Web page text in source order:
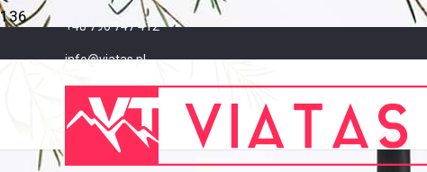
+48 796 747 412
info@viatas.pl
Fotografia reklamowa